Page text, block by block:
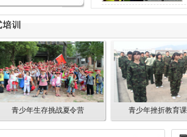
青少年生存挑战夏令营 青少年挫折教育课程
华东第一海岛拓展基地
义乌龙行拓展训练中心•华东第一海岛拓展基地位
于“东海蓬莱仙岛”——舟山•岱山岛，集沙滩、海
岛、陆地于一体，以岱山海岛为后勤服务中心。
各个景区的距离非常近，让您的拓展体验不再枯